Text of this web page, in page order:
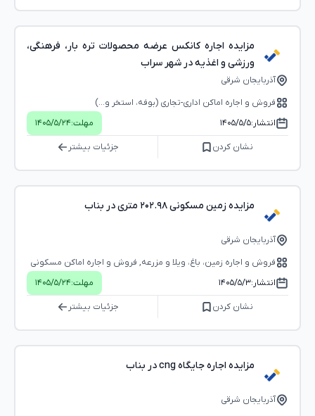
مزایده اجاره کانکس عرضه محصولات تره بار، فرهنگی،
ورزشی و اغذیه در شهر سراب
آذربایجان شرقی
فروش و اجاره اماکن اداری-تجاری (بوفه، استخر و...)
انتشار:۱۴۰۵/۵/۵ مهلت:۱۴۰۵/۵/۲۴
نشان کردن جزئیات بیشتر
مزایده زمین مسکونی ۲۰۲.۹۸ متری در بناب
آذربایجان شرقی
فروش و اجاره زمین، باغ، ویلا و مزرعه, فروش و اجاره اماکن مسکونی
(ملک و ساختمان)
انتشار:۱۴۰۵/۵/۳ مهلت:۱۴۰۵/۵/۲۴
نشان کردن جزئیات بیشتر
مزایده اجاره جایگاه cng در بناب
آذربایجان شرقی